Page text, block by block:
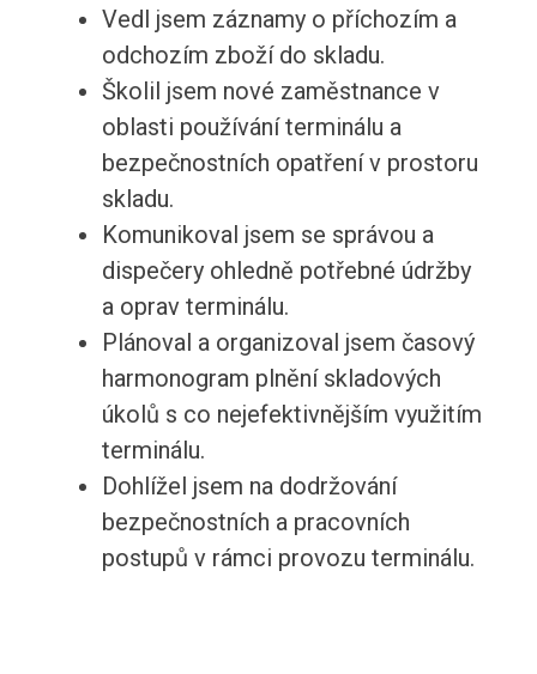
Vedl jsem záznamy o příchozím a
odchozím zboží do skladu.
Školil jsem nové zaměstnance v
oblasti používání terminálu a
bezpečnostních opatření v prostoru
skladu.
Komunikoval jsem se správou a
dispečery ohledně potřebné údržby
a oprav terminálu.
Plánoval a organizoval jsem časový
harmonogram plnění skladových
úkolů s co nejefektivnějším využitím
terminálu.
Dohlížel jsem na dodržování
bezpečnostních a pracovních
postupů v rámci provozu terminálu.